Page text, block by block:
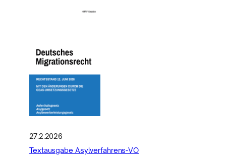
27.2.2026
Textausgabe Asylverfahrens-VO